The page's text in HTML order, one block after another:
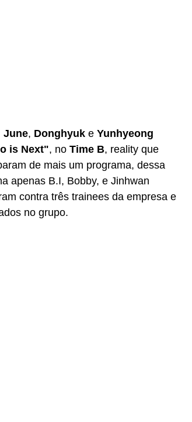
June, Donghyuk e Yunhyeong
is Next", no Time B, reality que
de mais um programa, dessa
apenas B.I, Bobby, e Jinhwan
contra três trainees da empresa e
no grupo.